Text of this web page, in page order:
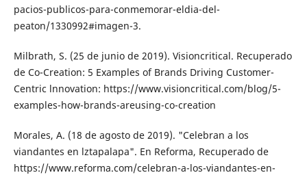
pacios-publicos-para-conmemorar-el­dia-del-
peaton/1330992#imagen-3.
Milbrath, S. (25 de junio de 2019). Visioncriti­cal. Recuperado
de Co-Creation: 5 Exam­ples of Brands Driving Customer-
Centric lnnovation: https://www.visioncritical.com/blog/5-
examples-how-brands-are­using-co-creation
Morales, A. (18 de agosto de 2019). "Celebran a los
viandantes en lztapalapa". En Refor­ma, Recuperado de
https://www.reforma.com/celebran-a-los-viandantes-en-